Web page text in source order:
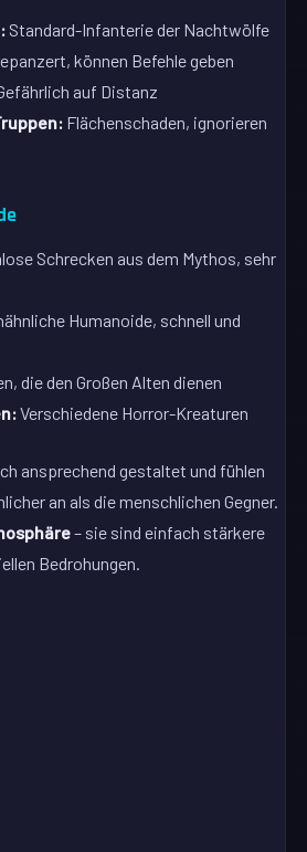
Standard-Infanterie der Nachtwölfe
können Befehle geben
auf Distanz
Flächenschaden, ignorieren
Schrecken aus dem Mythos, sehr
Humanoide, schnell und
die den Großen Alten dienen
Verschiedene Horror-Kreaturen
ansprechend gestaltet und fühlen
an als die menschlichen Gegner.
– sie sind einfach stärkere
Bedrohungen.